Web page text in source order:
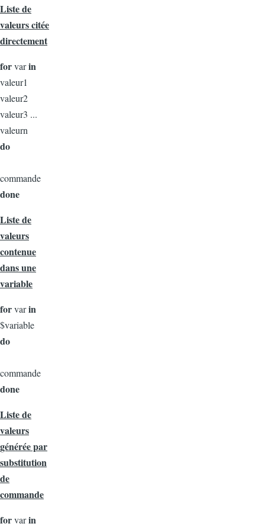
Liste de
valeurs citée
directement
forvarin
valeur1
valeur2
valeur3 ...
valeurn
do
commande
done
Liste de
valeurs
contenue
dans une
variable
forvarin
$variable
do
commande
done
Liste de
valeurs
générée par
substitution
de
commande
forvarin